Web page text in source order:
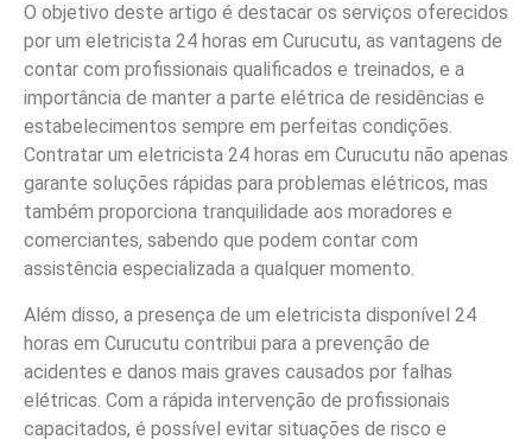
O objetivo deste artigo é destacar os serviços oferecidos
por um eletricista 24 horas em Curucutu, as vantagens de
contar com profissionais qualificados e treinados, e a
importância de manter a parte elétrica de residências e
estabelecimentos sempre em perfeitas condições.
Contratar um eletricista 24 horas em Curucutu não apenas
garante soluções rápidas para problemas elétricos, mas
também proporciona tranquilidade aos moradores e
comerciantes, sabendo que podem contar com
assistência especializada a qualquer momento.
Além disso, a presença de um eletricista disponível 24
horas em Curucutu contribui para a prevenção de
acidentes e danos mais graves causados por falhas
elétricas. Com a rápida intervenção de profissionais
capacitados, é possível evitar situações de risco e